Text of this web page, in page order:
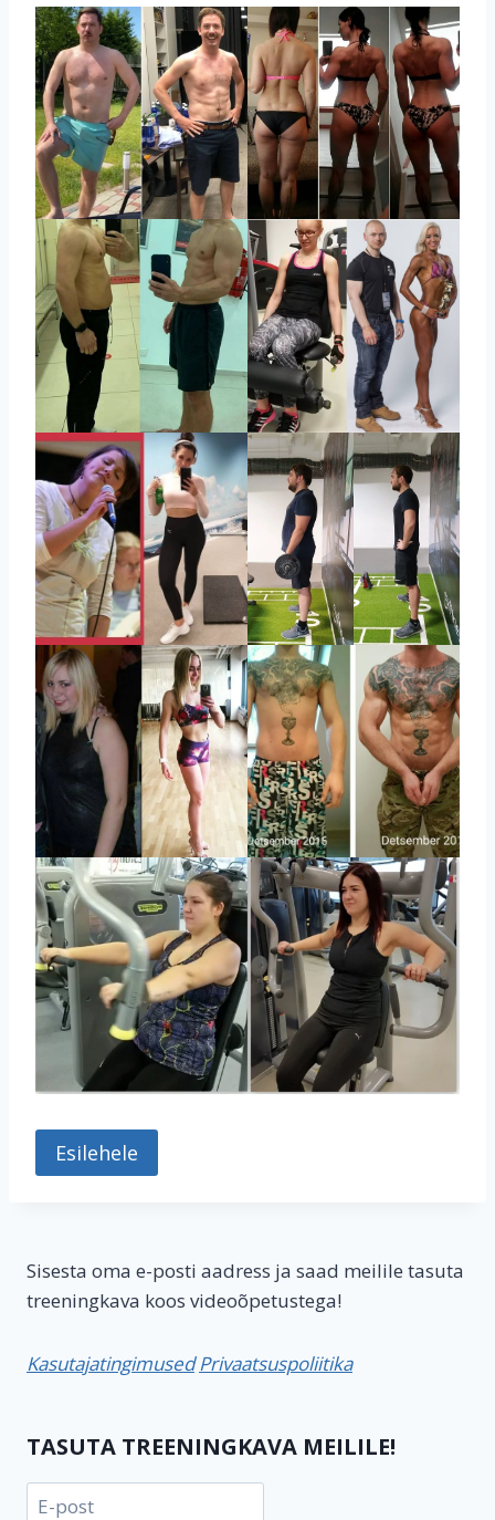
Esilehele
Sisesta oma e-posti aadress ja saad meilile tasuta
treeningkava koos videoõpetustega!
Kasutajatingimused Privaatsuspoliitika
TASUTA TREENINGKAVA MEILILE!